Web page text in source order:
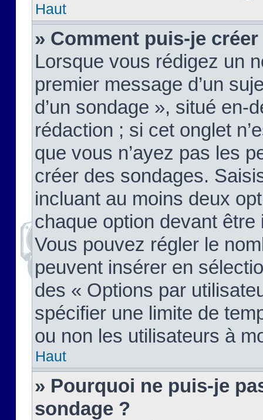
Haut
» Comment puis-je
Lorsque vous rédigez un
premier message d’un
d’un sondage », situé en-
rédaction ; si cet onglet
que vous n’ayez pas les
créer des sondages.
incluant au moins deux
chaque option devant
Vous pouvez régler le
peuvent insérer en
des « Options par
spécifier une limite de
ou non les utilisateurs à
Haut
» Pourquoi ne puis-je
sondage ?